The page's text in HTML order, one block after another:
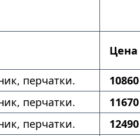
Цена
перчатки.
перчатки.
перчатки.